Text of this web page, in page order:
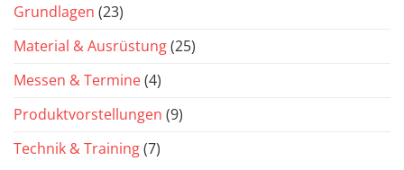
Grundlagen (23)
Material & Ausrüstung(25)
Messen & Termine(4)
Produktvorstellungen (9)
Technik & Training(7)